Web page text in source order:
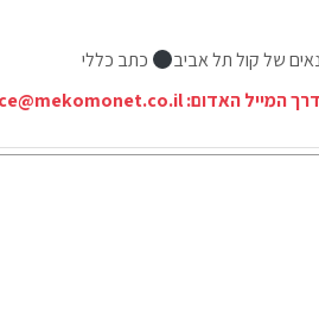
של קול תל אביב
כתב כללי
המייל האדום: